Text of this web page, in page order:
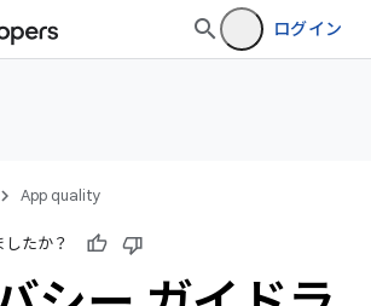
ログイン
App quality
たか？